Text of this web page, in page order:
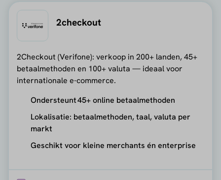
2checkout
2Checkout (Verifone): verkoop in 200+ landen, 45+
betaalmethoden en 100+ valuta — ideaal voor
internationale e-commerce.
Ondersteunt 45+ online betaalmethoden
Lokalisatie: betaalmethoden, taal, valuta per
markt
Geschikt voor kleine merchants én enterprise